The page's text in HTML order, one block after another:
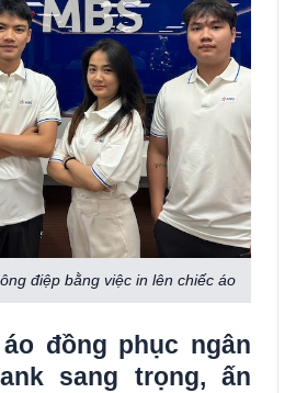
điệp bằng việc in lên chiếc áo
đồng phục ngân
sang trọng, ấn